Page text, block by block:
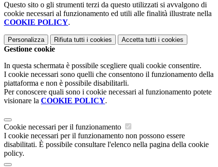
Questo sito o gli strumenti terzi da questo utilizzati si avvalgono di
cookie necessari al funzionamento ed utili alle finalità illustrate nella
COOKIE POLICY.
Personalizza Rifiuta tutti i cookies Accetta tutti i cookies
Gestione cookie
In questa schermata è possibile scegliere quali cookie consentire.
I cookie necessari sono quelli che consentono il funzionamento della
piattaforma e non è possibile disabilitarli.
Per conoscere quali sono i cookie necessari al funzionamento potete
visionare la COOKIE POLICY.
Cookie necessari per il funzionamento
I cookie necessari per il funzionamento non possono essere
disabilitati. È possibile consultare l'elenco nella pagina della cookie
policy.